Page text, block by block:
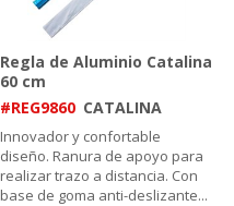
Regla de Aluminio Catalina
60 cm
#REG9860 CATALINA
Innovador y confortable
diseño. Ranura de apoyo para
realizar trazo a distancia. Con
base de goma anti-deslizante...